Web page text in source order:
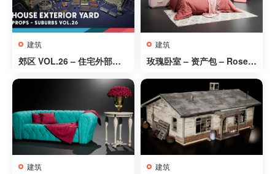
建筑
郊区 VOL.26 – 住宅外部庭
uburbs VOL.26 – House E
xterior Yard (Nanite and L
ow Poly)
建筑
玫瑰卧室 – 资产包 – Rose B
建筑 建筑